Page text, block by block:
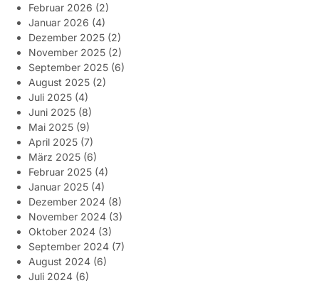
Februar 2026 (2)
Januar 2026 (4)
Dezember 2025 (2)
November 2025 (2)
September 2025 (6)
August 2025 (2)
Juli 2025 (4)
Juni 2025 (8)
Mai 2025 (9)
April 2025 (7)
März 2025 (6)
Februar 2025 (4)
Januar 2025 (4)
Dezember 2024 (8)
November 2024 (3)
Oktober 2024 (3)
September 2024 (7)
August 2024 (6)
Juli 2024 (6)